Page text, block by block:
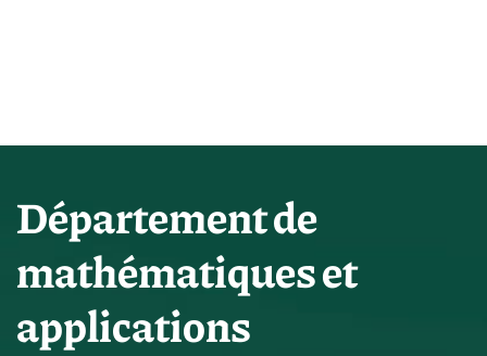
Département de
mathématiques et
applications